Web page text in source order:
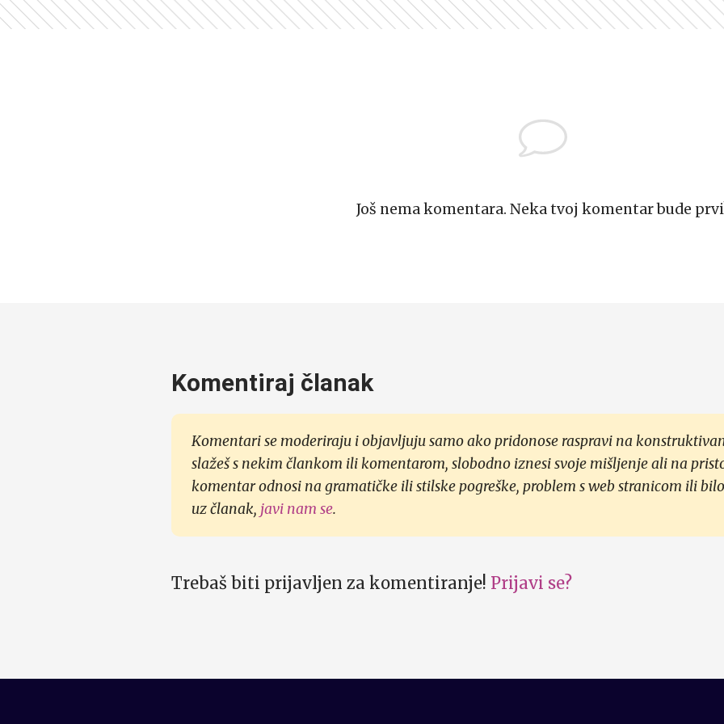
Još nema komentara. Neka tvoj komentar bude
Komentiraj članak
Komentari se moderiraju i objavljuju samo ako pridonose raspravi na
slažeš s nekim člankom ili komentarom, slobodno iznesi svoje mišljenje ali na
komentar odnosi na gramatičke ili stilske pogreške, problem s web stranicom ili
uz članak, javi nam se.
Trebaš biti prijavljen za komentiranje! Prijavi se?